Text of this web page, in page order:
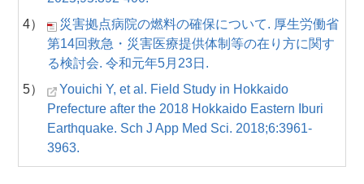
4）
災害拠点病院の燃料の確保について. 厚生労働省
第14回救急・災害医療提供体制等の在り方に関す
る検討会. 令和元年5月23日.
5）
Youichi Y, et al. Field Study in Hokkaido
Prefecture after the 2018 Hokkaido Eastern Iburi
Earthquake. Sch J App Med Sci. 2018;6:3961-
3963.